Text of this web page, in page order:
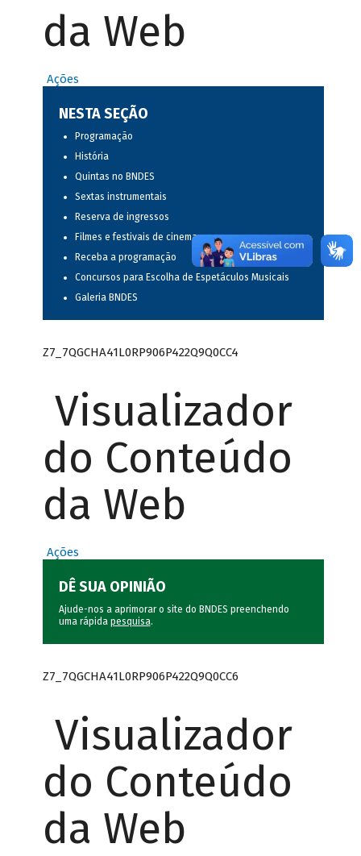
da Web
Ações
NESTA SEÇÃO
Programação
História
Quintas no BNDES
Sextas instrumentais
Reserva de ingressos
Filmes e festivais de cinema
Receba a programação
Concursos para Escolha de Espetáculos Musicais
Galeria BNDES
Z7_7QGCHA41L0RP906P422Q9Q0CC4
Visualizador
do Conteúdo
da Web
Ações
DÊ SUA OPINIÃO
Ajude-nos a aprimorar o site do BNDES preenchendo
uma rápida pesquisa.
Z7_7QGCHA41L0RP906P422Q9Q0CC6
Visualizador
do Conteúdo
da Web